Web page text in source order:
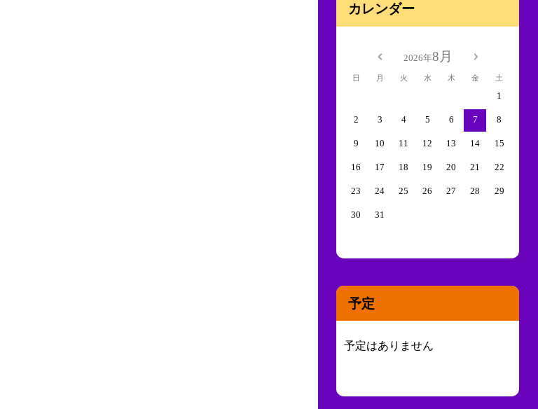
カレンダー
2026年8月
日 月 火 水 木 金 土
1
2 3 4 5 6 7 8
9 10 11 12 13 14 15
16 17 18 19 20 21 22
23 24 25 26 27 28 29
30 31
予定
予定はありません